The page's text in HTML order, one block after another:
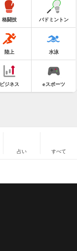
格闘技 バドミントン
陸上 水泳
ビジネス eスポーツ
占い すべて